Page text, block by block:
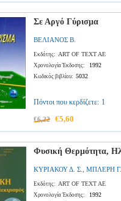
Σε Αργό Γύρισμα
ΒΕΛΙΑΝΟΣ Β.
Εκδότης: ART OF TEXT AE
Χρονολογία Έκδοσης: 1992
Κωδικός βιβλίου: 5032
Πόντοι που κερδίζετε: 1
€6,22 €5,60
Φυσική Θερμότητα,
ΚΥΡΙΑΚΟΥ Δ. Σ. ΜΠΛΕΡΗ
Εκδότης: ART OF TEXT AE
Χρονολογία Έκδοσης: 1992